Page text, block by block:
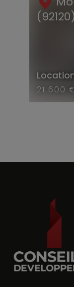
(92120)
21 600